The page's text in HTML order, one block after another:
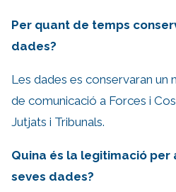
Per quant de temps
dades?
Les dades es conservaran un
de comunicació a Forces i
Jutjats i Tribunals.
Quina és la legitimació
seves dades?